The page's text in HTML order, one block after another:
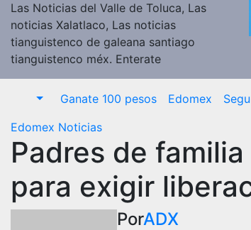
Las Noticias del Valle de Toluca, Las
noticias Xalatlaco, Las noticias
tianguistenco de galeana santiago
tianguistenco méx. Enterate
Ganate 100 pesos Edomex
Edomex Noticias
Padres de
para exigir
PorADX